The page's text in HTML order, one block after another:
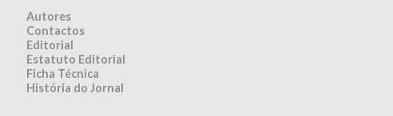
Autores
Contactos
Editorial
Estatuto Editorial
Ficha Técnica
História do Jornal